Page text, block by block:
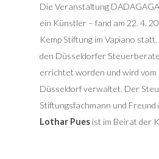
Die Veranstaltung
ein Künstler – fand am 22. 4.
Kemp Stiftung im Vapiano
den Düsseldorfer
errichtet worden und wird
Düsseldorf verwaltet. Der
Stiftungsfachmann und Freund
Lothar Pues ist im Beirat der